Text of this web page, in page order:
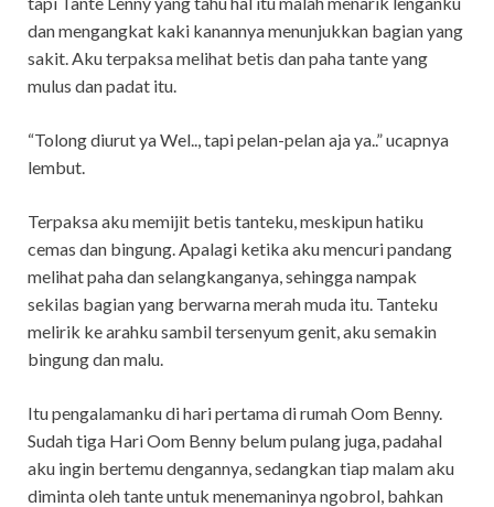
dan mengangkat kaki kanannya menunjukkan bagian yang
sakit. Aku terpaksa melihat betis dan paha tante yang
mulus dan padat itu.
“Tolong diurut ya Wel.., tapi pelan-pelan aja ya..” ucapnya
lembut.
Terpaksa aku memijit betis tanteku, meskipun hatiku
cemas dan bingung. Apalagi ketika aku mencuri pandang
melihat paha dan selangkanganya, sehingga nampak
sekilas bagian yang berwarna merah muda itu. Tanteku
melirik ke arahku sambil tersenyum genit, aku semakin
bingung dan malu.
Itu pengalamanku di hari pertama di rumah Oom Benny.
Sudah tiga Hari Oom Benny belum pulang juga, padahal
aku ingin bertemu dengannya, sedangkan tiap malam aku
diminta oleh tante untuk menemaninya ngobrol, bahkan